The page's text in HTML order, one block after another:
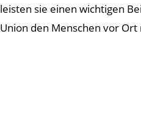
leisten sie einen wichtigen
Union den Menschen vor